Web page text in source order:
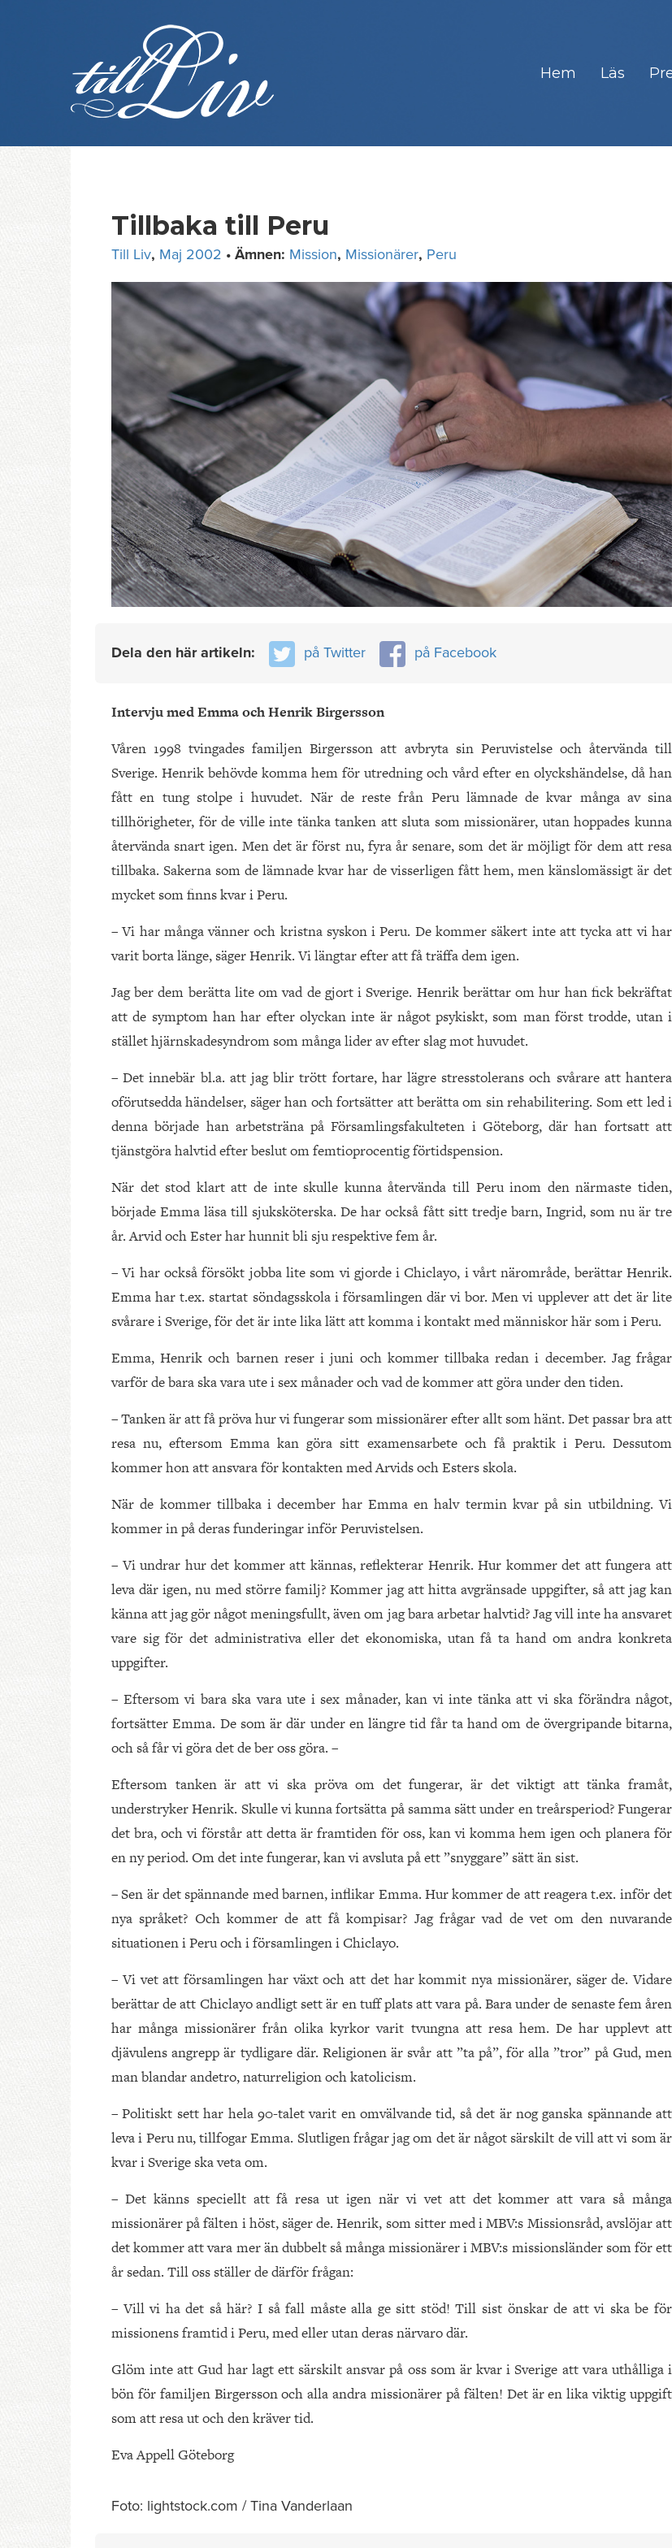
Hem Läs
Tillbaka till Peru
Till Liv, Maj 2002 • Ämnen: Mission, Missionärer, Peru
Dela den här artikeln: på Twitter på Facebook
Intervju med Emma och Henrik Birgersson
Våren 1998 tvingades familjen Birgersson att avbryta sin Peruvistelse och återvända till
Sverige. Henrik behövde komma hem för utredning och vård efter en olyckshändelse, då han
fått en tung stolpe i huvudet. När de reste från Peru lämnade de kvar många av sina
tillhörigheter, för de ville inte tänka tanken att sluta som missionärer, utan hoppades kunna
återvända snart igen. Men det är först nu, fyra år senare, som det är möjligt för dem att resa
tillbaka. Sakerna som de lämnade kvar har de visserligen fått hem, men känslomässigt är det
mycket som finns kvar i Peru.
– Vi har många vänner och kristna syskon i Peru. De kommer säkert inte att tycka att vi har
varit borta länge, säger Henrik. Vi längtar efter att få träffa dem igen.
Jag ber dem berätta lite om vad de gjort i Sverige. Henrik berättar om hur han fick bekräftat
att de symptom han har efter olyckan inte är något psykiskt, som man först trodde, utan i
stället hjärnskadesyndrom som många lider av efter slag mot huvudet.
– Det innebär bl.a. att jag blir trött fortare, har lägre stresstolerans och svårare att hantera
oförutsedda händelser, säger han och fortsätter att berätta om sin rehabilitering. Som ett led i
denna började han arbetsträna på Församlingsfakulteten i Göteborg, där han fortsatt att
tjänstgöra halvtid efter beslut om femtioprocentig förtidspension.
När det stod klart att de inte skulle kunna återvända till Peru inom den närmaste tiden,
började Emma läsa till sjuksköterska. De har också fått sitt tredje barn, Ingrid, som nu är tre
år. Arvid och Ester har hunnit bli sju respektive fem år.
– Vi har också försökt jobba lite som vi gjorde i Chiclayo, i vårt närområde, berättar Henrik.
Emma har t.ex. startat söndagsskola i församlingen där vi bor. Men vi upplever att det är lite
svårare i Sverige, för det är inte lika lätt att komma i kontakt med människor här som i Peru.
Emma, Henrik och barnen reser i juni och kommer tillbaka redan i december. Jag frågar
varför de bara ska vara ute i sex månader och vad de kommer att göra under den tiden.
– Tanken är att få pröva hur vi fungerar som missionärer efter allt som hänt. Det passar bra att
resa nu, eftersom Emma kan göra sitt examensarbete och få praktik i Peru. Dessutom
kommer hon att ansvara för kontakten med Arvids och Esters skola.
När de kommer tillbaka i december har Emma en halv termin kvar på sin utbildning. Vi
kommer in på deras funderingar inför Peruvistelsen.
– Vi undrar hur det kommer att kännas, reflekterar Henrik. Hur kommer det att fungera att
leva där igen, nu med större familj? Kommer jag att hitta avgränsade uppgifter, så att jag kan
känna att jag gör något meningsfullt, även om jag bara arbetar halvtid? Jag vill inte ha ansvaret
vare sig för det administrativa eller det ekonomiska, utan få ta hand om andra konkreta
uppgifter.
– Eftersom vi bara ska vara ute i sex månader, kan vi inte tänka att vi ska förändra något,
fortsätter Emma. De som är där under en längre tid får ta hand om de övergripande bitarna,
och så får vi göra det de ber oss göra. –
Eftersom tanken är att vi ska pröva om det fungerar, är det viktigt att tänka framåt,
understryker Henrik. Skulle vi kunna fortsätta på samma sätt under en treårsperiod? Fungerar
det bra, och vi förstår att detta är framtiden för oss, kan vi komma hem igen och planera för
en ny period. Om det inte fungerar, kan vi avsluta på ett ”snyggare” sätt än sist.
– Sen är det spännande med barnen, inflikar Emma. Hur kommer de att reagera t.ex. inför det
nya språket? Och kommer de att få kompisar? Jag frågar vad de vet om den nuvarande
situationen i Peru och i församlingen i Chiclayo.
– Vi vet att församlingen har växt och att det har kommit nya missionärer, säger de. Vidare
berättar de att Chiclayo andligt sett är en tuff plats att vara på. Bara under de senaste fem åren
har många missionärer från olika kyrkor varit tvungna att resa hem. De har upplevt att
djävulens angrepp är tydligare där. Religionen är svår att ”ta på”, för alla ”tror” på Gud, men
man blandar andetro, naturreligion och katolicism.
– Politiskt sett har hela 90-talet varit en omvälvande tid, så det är nog ganska spännande att
leva i Peru nu, tillfogar Emma. Slutligen frågar jag om det är något särskilt de vill att vi som är
kvar i Sverige ska veta om.
– Det känns speciellt att få resa ut igen när vi vet att det kommer att vara så många
missionärer på fälten i höst, säger de. Henrik, som sitter med i MBV:s Missionsråd, avslöjar att
det kommer att vara mer än dubbelt så många missionärer i MBV:s missionsländer som för ett
år sedan. Till oss ställer de därför frågan:
– Vill vi ha det så här? I så fall måste alla ge sitt stöd! Till sist önskar de att vi ska be för
missionens framtid i Peru, med eller utan deras närvaro där.
Glöm inte att Gud har lagt ett särskilt ansvar på oss som är kvar i Sverige att vara uthålliga i
bön för familjen Birgersson och alla andra missionärer på fälten! Det är en lika viktig uppgift
som att resa ut och den kräver tid.
Eva Appell Göteborg
Foto: lightstock.com / Tina Vanderlaan